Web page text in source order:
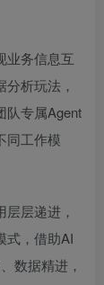
业务信息互
析玩法，
队专属Agent
同工作模
层递进，
式，借助AI
数据精进，